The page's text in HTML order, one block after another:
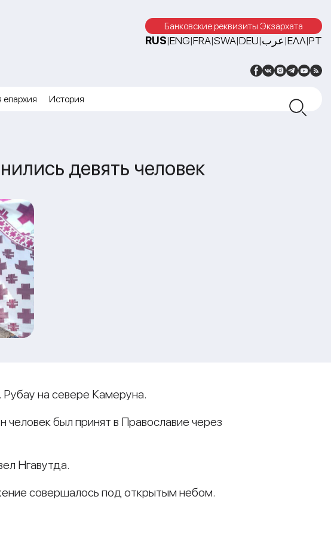
Банковские реквизиты Экзархата
RUS|ENG|FRA|SWA|DEU|عرب|ΕΛΛ|PT
История
девять человек
на севере Камеруна.
был принят в Православие через
Нгавутда.
совершалось под открытым небом.